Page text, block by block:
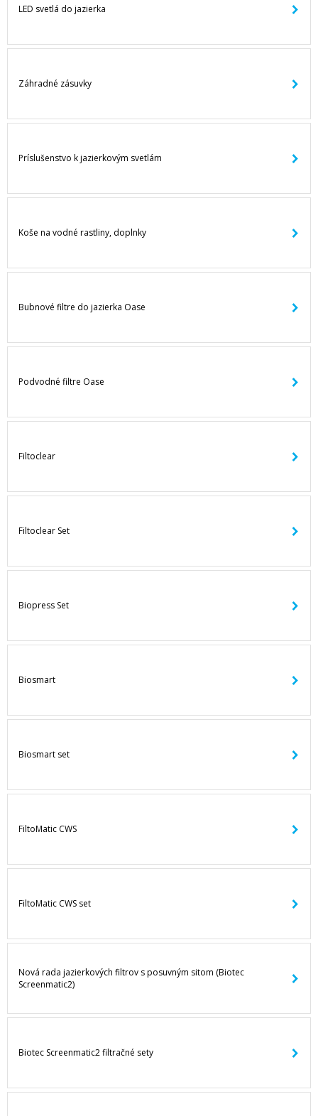
LED svetlá do jazierka
Záhradné zásuvky
Príslušenstvo k jazierkovým svetlám
Koše na vodné rastliny, doplnky
Bubnové filtre do jazierka Oase
Podvodné filtre Oase
Filtoclear
Filtoclear Set
Biopress Set
Biosmart
Biosmart set
FiltoMatic CWS
FiltoMatic CWS set
Nová rada jazierkových filtrov s posuvným sitom (Biotec
Screenmatic2)
Biotec Screenmatic2 filtračné sety